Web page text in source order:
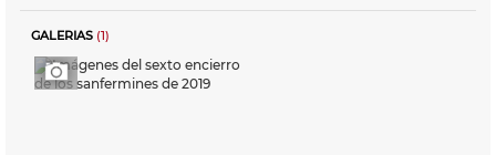
GALERIAS (1)